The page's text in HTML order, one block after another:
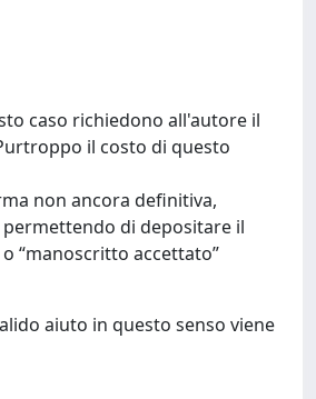
caso richiedono all'autore il
il costo di questo
non ancora definitiva,
permettendo di depositare il
“manoscritto accettato”
aiuto in questo senso viene